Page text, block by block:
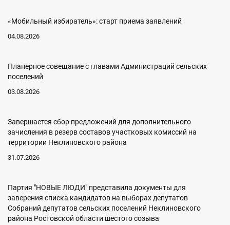
«Мобильный избиратель»: старт приема заявлений
04.08.2026
Планерное совещание с главами Администраций сельских
поселений
03.08.2026
Завершается сбор предложений для дополнительного
зачисления в резерв составов участковых комиссий на
территории Неклиновского района
31.07.2026
Партия "НОВЫЕ ЛЮДИ" представила документы для
заверения списка кандидатов на выборах депутатов
Собраний депутатов сельских поселений Неклиновского
района Ростовской области шестого созыва